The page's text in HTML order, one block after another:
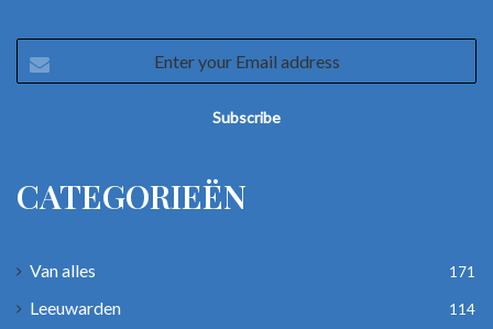
your
CATEGORIEËN
Van alles 171
Leeuwarden 114